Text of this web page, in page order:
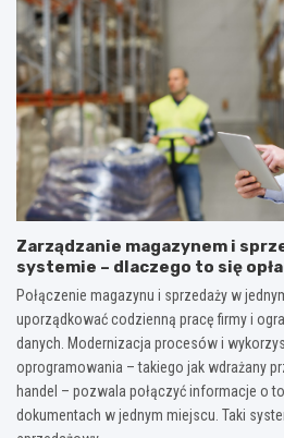
Zarządzanie magazynem i
systemie – dlaczego to się
Połączenie magazynu i sprzedaży w
uporządkować codzienną pracę firmy i
danych. Modernizacja procesów i
oprogramowania – takiego jak wdrażany
handel – pozwala połączyć informacje o
dokumentach w jednym miejscu. Taki